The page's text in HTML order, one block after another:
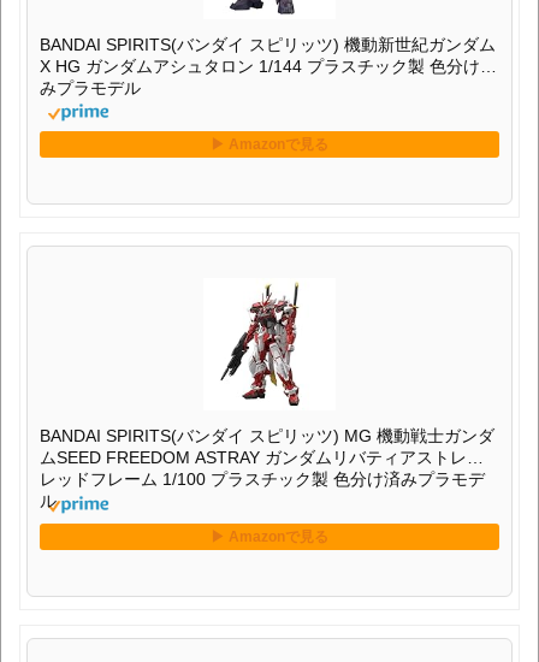
BANDAI SPIRITS(バンダイ スピリッツ) 機動新世紀ガンダム
X HG ガンダムアシュタロン 1/144 プラスチック製 色分け済
みプラモデル
BANDAI SPIRITS(バンダイ スピリッツ) MG 機動戦士ガンダ
ムSEED FREEDOM ASTRAY ガンダムリバティアストレイ
レッドフレーム 1/100 プラスチック製 色分け済みプラモデ
ル